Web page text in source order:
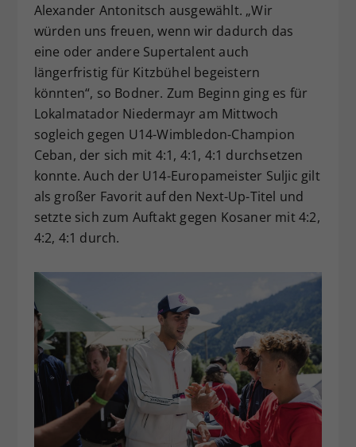
Alexander Antonitsch ausgewählt. „Wir
würden uns freuen, wenn wir dadurch das
eine oder andere Supertalent auch
längerfristig für Kitzbühel begeistern
könnten“, so Bodner. Zum Beginn ging es für
Lokalmatador Niedermayr am Mittwoch
sogleich gegen U14-Wimbledon-Champion
Ceban, der sich mit 4:1, 4:1, 4:1 durchsetzen
konnte. Auch der U14-Europameister Suljic gilt
als großer Favorit auf den Next-Up-Titel und
setzte sich zum Auftakt gegen Kosaner mit 4:2,
4:2, 4:1 durch.